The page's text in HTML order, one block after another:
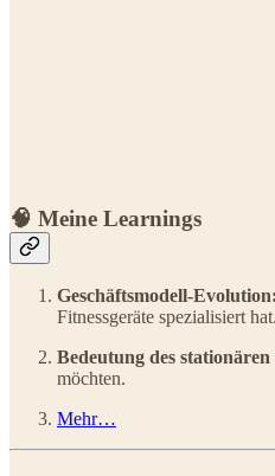
🧠 Meine Learnings
Geschäftsmodell-Evolution:
Fitnessgeräte spezialisiert hat.
Bedeutung des stationären
möchten.
Mehr…